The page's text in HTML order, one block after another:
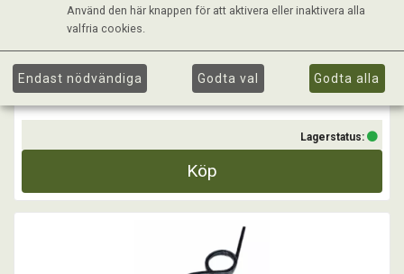
Kr 179,00
Lagerstatus:
Köp
Använd den här knappen för att aktivera eller inaktivera alla
valfria cookies.
Endast nödvändiga Godta val Godta alla